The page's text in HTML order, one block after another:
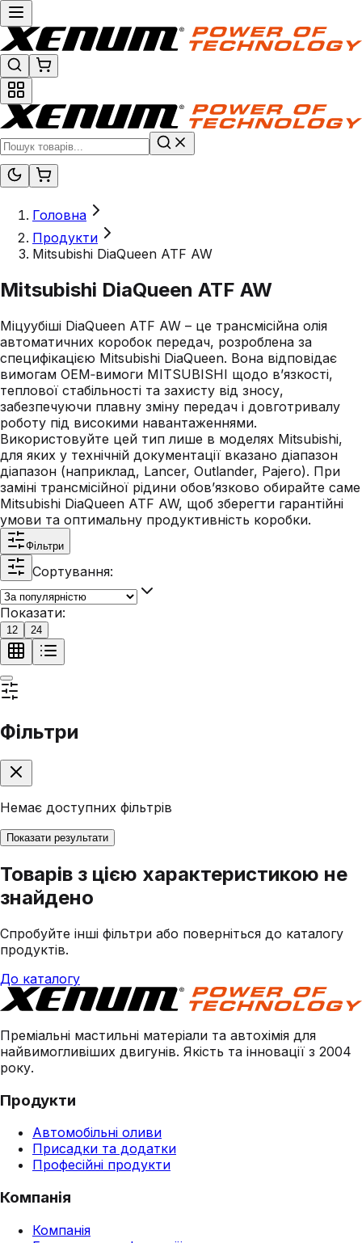
Головна
Продукти
Mitsubishi DiaQueen ATF AW
Mitsubishi DiaQueen ATF AW
Міцуубіші DiaQueen ATF AW – це трансмісійна олія
автоматичних коробок передач, розроблена за
специфікацією Mitsubishi DiaQueen. Вона відповідає
вимогам OEM‑вимоги MITSUBISHI щодо в’язкості,
теплової стабільності та захисту від зносу,
забезпечуючи плавну зміну передач і довготривалу
роботу під високими навантаженнями.
Використовуйте цей тип лише в моделях Mitsubishi,
для яких у технічній документації вказано діапазон
діапазон (наприклад, Lancer, Outlander, Pajero). При
заміні трансмісійної рідини обов’язково обирайте саме
Mitsubishi DiaQueen ATF AW, щоб зберегти гарантійні
умови та оптимальну продуктивність коробки.
Фільтри
Сортування:
Показати:
12 24
Фільтри
Немає доступних фільтрів
Показати результати
Товарів з цією характеристикою не
знайдено
Спробуйте інші фільтри або поверніться до каталогу
продуктів.
До каталогу
Преміальні мастильні матеріали та автохімія для
найвимогливіших двигунів. Якість та інновації з 2004
року.
Продукти
Автомобільні оливи
Присадки та додатки
Професійні продукти
Компанія
Компанія